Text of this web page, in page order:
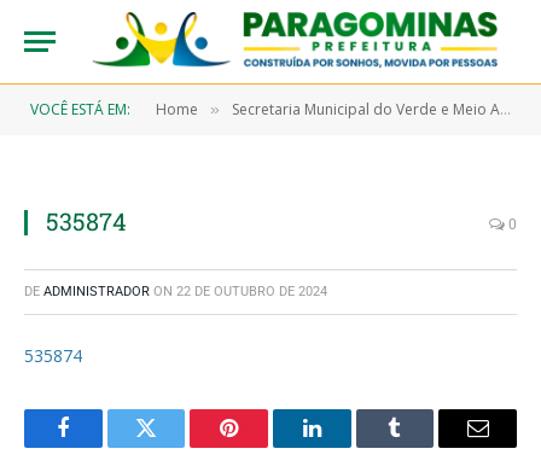
VOCÊ ESTÁ EM: Home » Secretaria Municipal do Verde e Meio Ambiente – SEMMA
535874 0
DE ADMINISTRADOR ON 22 DE OUTUBRO DE 2024
535874
FacebookTwitter Pinterest LinkedInTumblr Email